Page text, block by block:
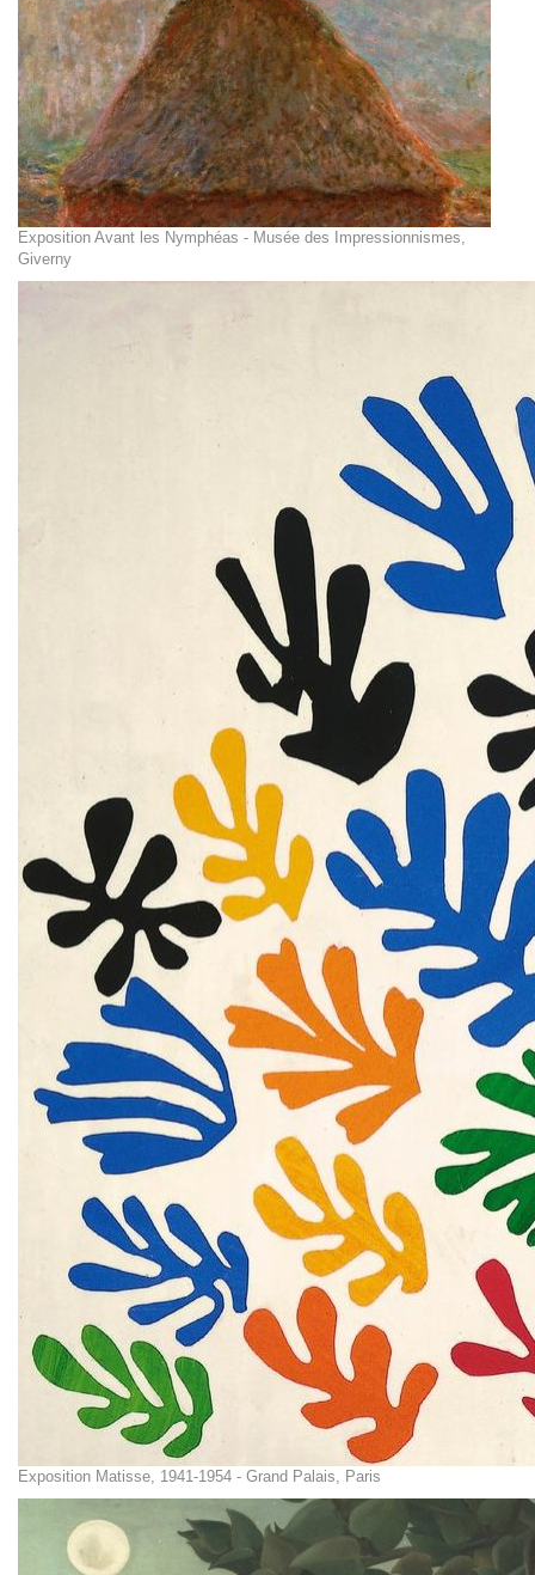
Exposition Avant les Nymphéas - Musée des Impressionnismes,
Giverny
Exposition Matisse, 1941-1954 - Grand Palais, Paris